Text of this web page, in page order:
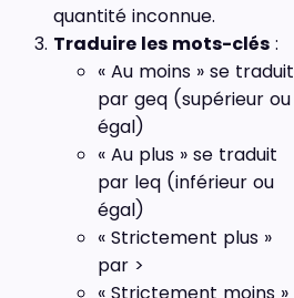
quantité inconnue.
Traduire les mots-clés :
« Au moins » se traduit
par geq (supérieur ou
égal)
« Au plus » se traduit
par leq (inférieur ou
égal)
« Strictement plus »
par >
« Strictement moins »